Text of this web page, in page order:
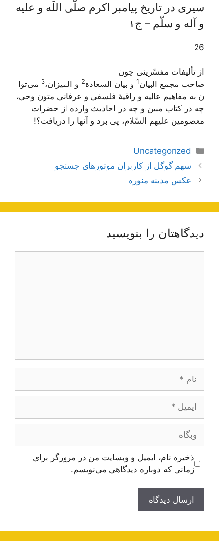
سیری در تاریخ پیامبر اکرم صلّی اللَه و علیه
و آله و سلّم – ج۱
26
از تألیفات مفسّرینی چون
صاحب مجمع البیان1 و بیان السعادة2 و المیزان،3 می‌توا
ن به مفاهیم عالیه و راقیۀ فلسفی و عرفانی متون وحی،
چه در کتاب مبین و چه در احادیث وارده از حضرات
معصومین علیهم السّلام، پی برد و آنها را دریافت؟!
دسته‌ها
Uncategorized
ناوبری
نوشته‌ها
سهم گوگل از کاربران موتور‌‌های جستجو
عکس مدینه منوره
دیدگاهتان را بنویسید
ایمیل
وبگاه
ذخیره نام، ایمیل و وبسایت من در مرورگر برای
زمانی که دوباره دیدگاهی می‌نویسم.